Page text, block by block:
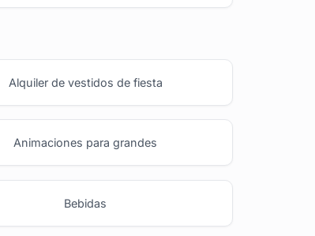
Alquiler de vestidos de fiesta
Animaciones para grandes
Bebidas